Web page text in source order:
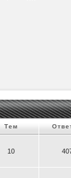
Тем
10